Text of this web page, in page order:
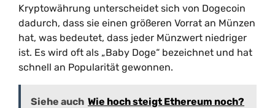
Kryptowährung unterscheidet sich von Dogecoin
dadurch, dass sie einen größeren Vorrat an Münzen
hat, was bedeutet, dass jeder Münzwert niedriger
ist. Es wird oft als „Baby Doge“ bezeichnet und hat
schnell an Popularität gewonnen.
Siehe auch Wie hoch steigt Ethereum noch?